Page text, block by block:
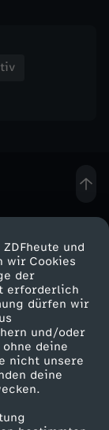
und
wir Cookies
der
erforderlich
dürfen wir
und/oder
deine
nicht unsere
deine